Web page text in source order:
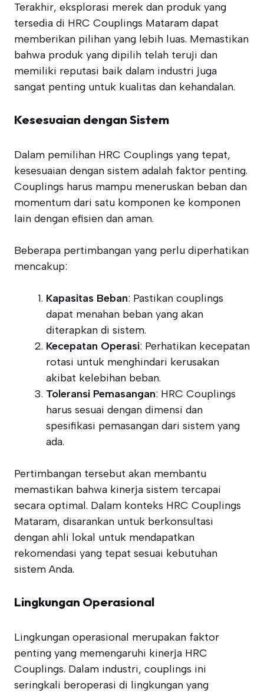
Terakhir, eksplorasi merek dan produk yang
tersedia di HRC Couplings Mataram dapat
memberikan pilihan yang lebih luas. Memastikan
bahwa produk yang dipilih telah teruji dan
memiliki reputasi baik dalam industri juga
sangat penting untuk kualitas dan kehandalan.
Kesesuaian dengan Sistem
Dalam pemilihan HRC Couplings yang tepat,
kesesuaian dengan sistem adalah faktor penting.
Couplings harus mampu meneruskan beban dan
momentum dari satu komponen ke komponen
lain dengan efisien dan aman.
Beberapa pertimbangan yang perlu diperhatikan
mencakup:
Kapasitas Beban: Pastikan couplings
dapat menahan beban yang akan
diterapkan di sistem.
Kecepatan Operasi: Perhatikan kecepatan
rotasi untuk menghindari kerusakan
akibat kelebihan beban.
Toleransi Pemasangan: HRC Couplings
harus sesuai dengan dimensi dan
spesifikasi pemasangan dari sistem yang
ada.
Pertimbangan tersebut akan membantu
memastikan bahwa kinerja sistem tercapai
secara optimal. Dalam konteks HRC Couplings
Mataram, disarankan untuk berkonsultasi
dengan ahli lokal untuk mendapatkan
rekomendasi yang tepat sesuai kebutuhan
sistem Anda.
Lingkungan Operasional
Lingkungan operasional merupakan faktor
penting yang memengaruhi kinerja HRC
Couplings. Dalam industri, couplings ini
seringkali beroperasi di lingkungan yang